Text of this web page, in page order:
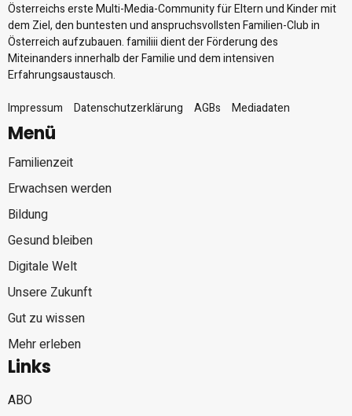
Österreichs erste Multi-Media-Community für Eltern und Kinder mit
dem Ziel, den buntesten und anspruchsvollsten Familien-Club in
Österreich aufzubauen. familiii dient der Förderung des
Miteinanders innerhalb der Familie und dem intensiven
Erfahrungsaustausch.
Impressum
Datenschutzerklärung AGBs Mediadaten
Menü
Familienzeit
Erwachsen werden
Bildung
Gesund bleiben
Digitale Welt
Unsere Zukunft
Gut zu wissen
Mehr erleben
Links
ABO